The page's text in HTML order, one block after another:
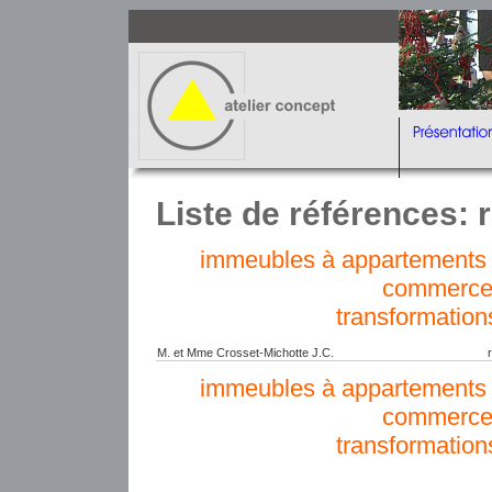
Liste de références:
immeubles à
M. et Mme Crosset-Michotte J.C.
immeubles à